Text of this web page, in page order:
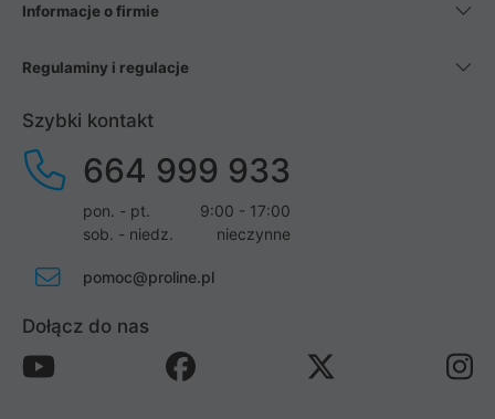
Informacje o firmie
Regulaminy i regulacje
Szybki kontakt
664 999 933
pon. - pt.
9:00 - 17:00
sob. - niedz.
nieczynne
pomoc@proline.pl
Dołącz do nas